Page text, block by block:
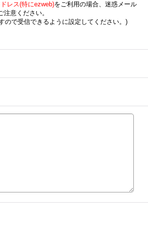
レス(特にezweb)をご利用の場合、迷惑メール
意ください。
で受信できるように設定してください。)